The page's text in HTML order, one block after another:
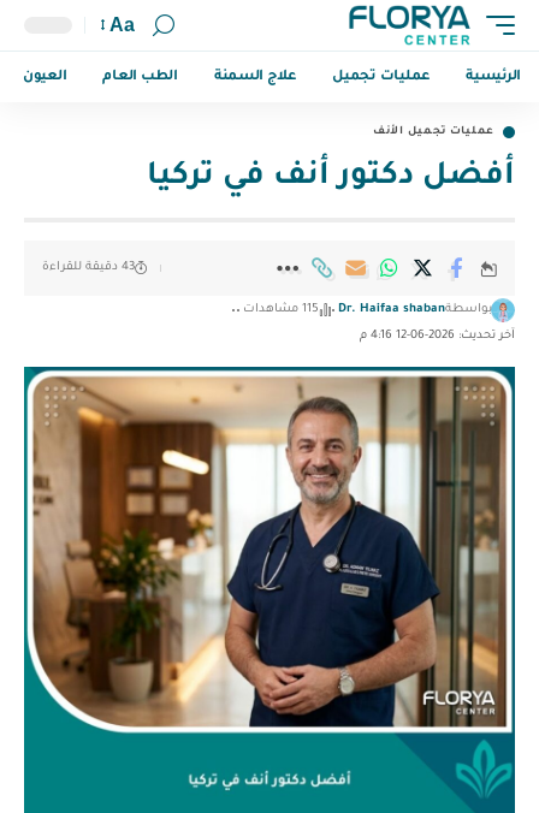
Aa
الرئيسية عمليات تجميل علاج السمنة الطب العام العيون
عمليات تجميل الأنف
أفضل دكتور أنف في تركيا
آخر تحديث: 2026-06-12 4:16 م
بواسطةDr. Haifaa shaban 115 مشاهدات
43 دقيقة للقراءة